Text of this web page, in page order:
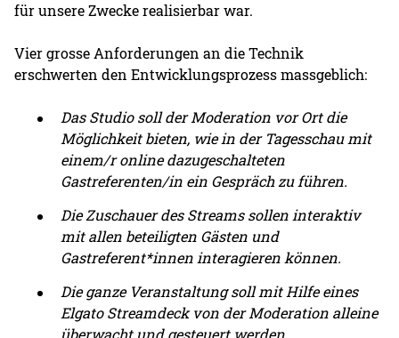
für unsere Zwecke realisierbar war.
Vier grosse Anforderungen an die Technik
erschwerten den Entwicklungsprozess massgeblich:
Das Studio soll der Moderation vor Ort die
Möglichkeit bieten, wie in der Tagesschau mit
einem/r online dazugeschalteten
Gastreferenten/in ein Gespräch zu führen.
Die Zuschauer des Streams sollen interaktiv
mit allen beteiligten Gästen und
Gastreferent*innen interagieren können.
Die ganze Veranstaltung soll mit Hilfe eines
Elgato Streamdeck von der Moderation alleine